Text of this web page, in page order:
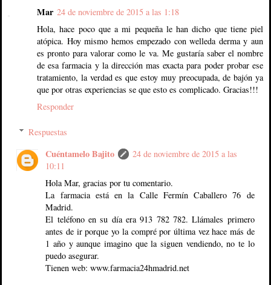
Mar 24 de noviembre de 2015 a las 1:18
Hola, hace poco que a mi pequeña le han dicho que tiene piel
atópica. Hoy mismo hemos empezado con welleda derma y aun
es pronto para valorar como le va. Me gustaría saber el nombre
de esa farmacia y la dirección mas exacta para poder probar ese
tratamiento, la verdad es que estoy muy preocupada, de bajón ya
que por otras experiencias se que esto es complicado. Gracias!!!
Responder
Respuestas
Cuéntamelo Bajito
24 de noviembre de 2015 a las
10:11
Hola Mar, gracias por tu comentario.
La farmacia está en la Calle Fermín Caballero 76 de
Madrid.
El teléfono en su día era 913 782 782. Llámales primero
antes de ir porque yo la compré por última vez hace más de
1 año y aunque imagino que la siguen vendiendo, no te lo
puedo asegurar.
Tienen web: www.farmacia24hmadrid.net